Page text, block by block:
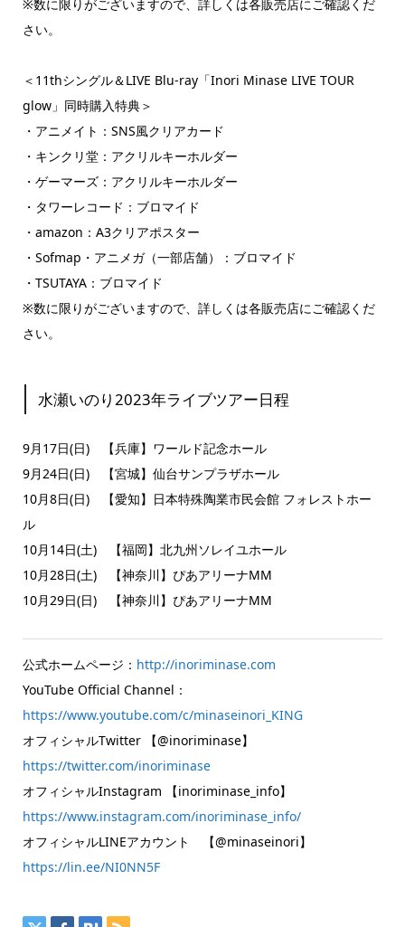
※数に限りがございますので、詳しくは各販売店にご確認くだ
さい。
＜11thシングル＆LIVE Blu-ray「Inori Minase LIVE TOUR
glow」同時購入特典＞
・アニメイト：SNS風クリアカード
・キンクリ堂：アクリルキーホルダー
・ゲーマーズ：アクリルキーホルダー
・タワーレコード：ブロマイド
・amazon：A3クリアポスター
・Sofmap・アニメガ（一部店舗）：ブロマイド
・TSUTAYA：ブロマイド
※数に限りがございますので、詳しくは各販売店にご確認くだ
さい。
水瀬いのり2023年ライブツアー日程
9月17日(日) 【兵庫】ワールド記念ホール
9月24日(日) 【宮城】仙台サンプラザホール
10月8日(日) 【愛知】日本特殊陶業市民会館 フォレストホー
ル
10月14日(土) 【福岡】北九州ソレイユホール
10月28日(土) 【神奈川】ぴあアリーナMM
10月29日(日) 【神奈川】ぴあアリーナMM
公式ホームページ： http://inoriminase.com
YouTube Official Channel：
https://www.youtube.com/c/minaseinori_KING
オフィシャルTwitter 【@inoriminase】
https://twitter.com/inoriminase
オフィシャルInstagram 【inoriminase_info】
https://www.instagram.com/inoriminase_info/
オフィシャルLINEアカウント 【@minaseinori】
https://lin.ee/NI0NN5F